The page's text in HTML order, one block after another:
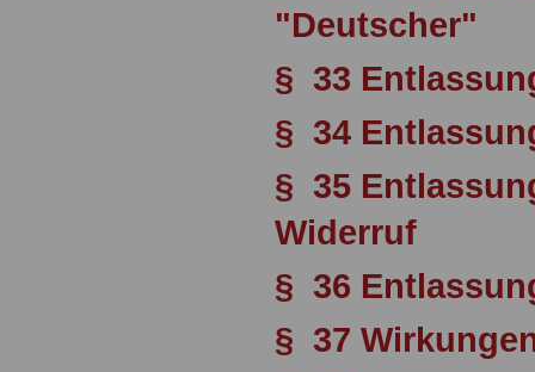
"Deutscher"
§ 33
§ 34
§ 35
Widerruf
§ 36
§ 37